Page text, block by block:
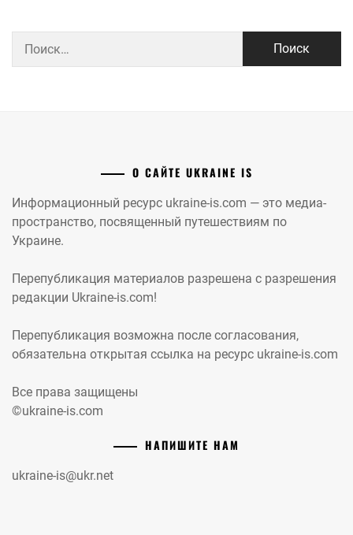
О САЙТЕ UKRAINE IS
Информационный ресурс ukraine-is.com — это медиа-
пространство, посвященный путешествиям по
Украине.
Перепубликация материалов разрешена с разрешения
редакции Ukraine-is.com!
Перепубликация возможна после согласования,
обязательна открытая ссылка на ресурс ukraine-is.com
Все права защищены
©ukraine-is.com
НАПИШИТЕ НАМ
ukraine-is@ukr.net